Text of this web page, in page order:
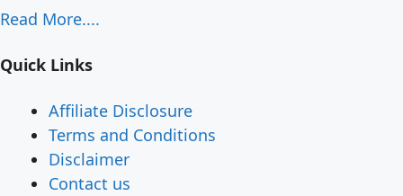
Read More....
Quick Links
Affiliate Disclosure
Terms and Conditions
Disclaimer
Contact us